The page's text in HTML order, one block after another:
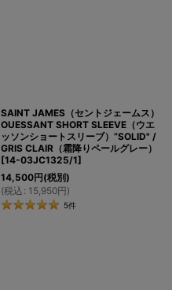
SAINT JAMES（セントジェームス）
OUESSANT SHORT SLEEVE（ウエ
ッソンショートスリーブ）”SOLID" /
GRIS CLAIR（霜降りペールグレー）
[14-03JC1325/1]
14,500円(税別)
(税込 : 15,950円)
5件